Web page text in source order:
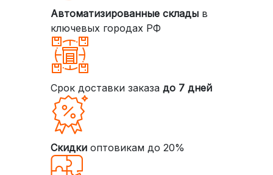
Автоматизированные складыв
ключевых городах РФ
Срок доставки заказа до 7 дней
Скидкиоптовикам до 20%